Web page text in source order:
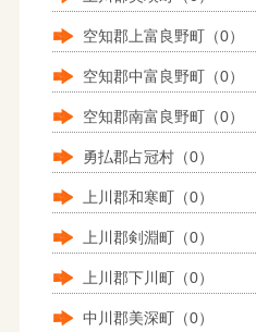
空知郡上富良野町（0）
空知郡中富良野町（0）
空知郡南富良野町（0）
勇払郡占冠村（0）
上川郡和寒町（0）
上川郡剣淵町（0）
上川郡下川町（0）
中川郡美深町（0）